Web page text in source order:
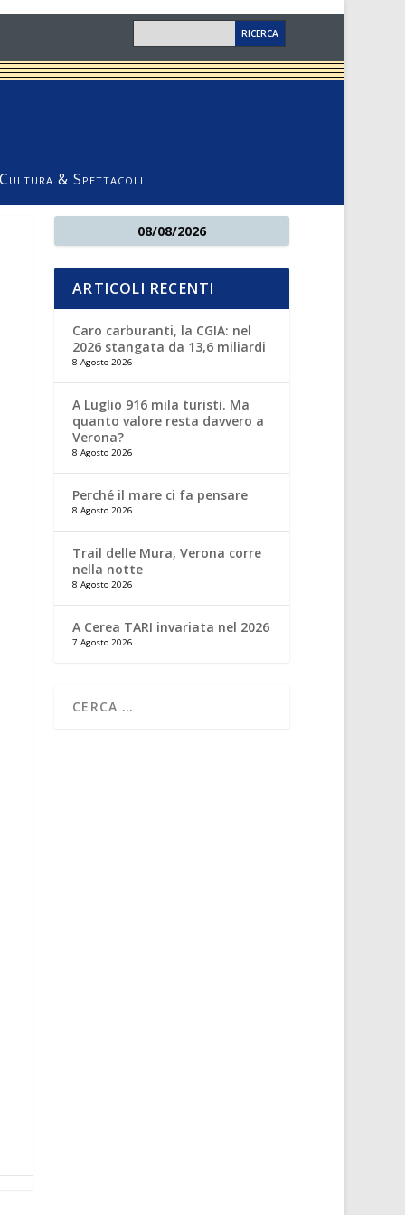
Cultura & Spettacoli
08/08/2026
ARTICOLI RECENTI
Caro carburanti, la CGIA: nel
2026 stangata da 13,6 miliardi
8 Agosto 2026
A Luglio 916 mila turisti. Ma
quanto valore resta davvero a
Verona?
8 Agosto 2026
Perché il mare ci fa pensare
8 Agosto 2026
Trail delle Mura, Verona corre
nella notte
8 Agosto 2026
A Cerea TARI invariata nel 2026
7 Agosto 2026